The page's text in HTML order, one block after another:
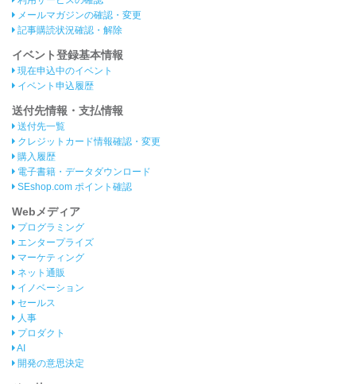
メールマガジンの確認・変更
記事購読状況確認・解除
イベント登録基本情報
現在申込中のイベント
イベント申込履歴
送付先情報・支払情報
送付先一覧
クレジットカード情報確認・変更
購入履歴
電子書籍・データダウンロード
SEshop.com ポイント確認
Webメディア
プログラミング
エンタープライズ
マーケティング
ネット通販
イノベーション
セールス
人事
プロダクト
AI
開発の意思決定